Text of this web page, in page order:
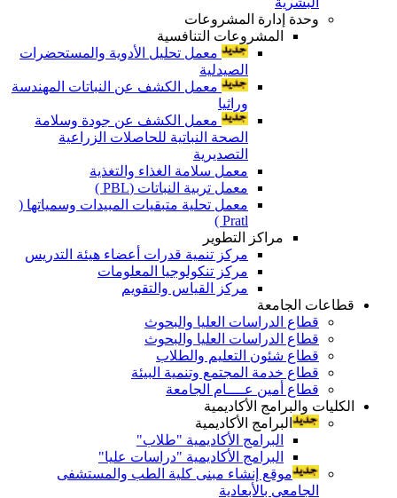
وحدة إدارة المشروعات
المشروعات التنافسية
معمل تحليل الأدوية والمستحضرات
الصيدلية
معمل الكشف عن النباتات المهندسة
وراثيا
معمل الكشف عن جودة وسلامة
الصحة النباتية للحاصلات الزراعية
التصديرية
معمل سلامة الغذاء والتغذية
معمل تربية النباتات (PBL )
معمل تحلية متبقيات المبيدات وسمياتها (
Pratl )
مراكز التطوير
مركز تنمية قدرات أعضاء هيئة التدريس
مركز تنكولوجيا المعلومات
مركز القياس والتقويم
قطاعات الجامعة
قطاع الدراسات العليا والبحوث
قطاع الدراسات العليا والبحوث
قطاع شئون التعليم والطلاب
قطاع خدمة المجتمع وتنمية البيئة
قطاع أمين عــــام الجامعة
الكليات والبرامج الأكاديمية
البرامج الأكاديمية
البرامج الأكاديمية "طلاب"
البرامج الأكاديمية "دراسات عليا"
موقع إنشاء مبنى كلية الطب والمستشفى
الجامعي بالأبعادية